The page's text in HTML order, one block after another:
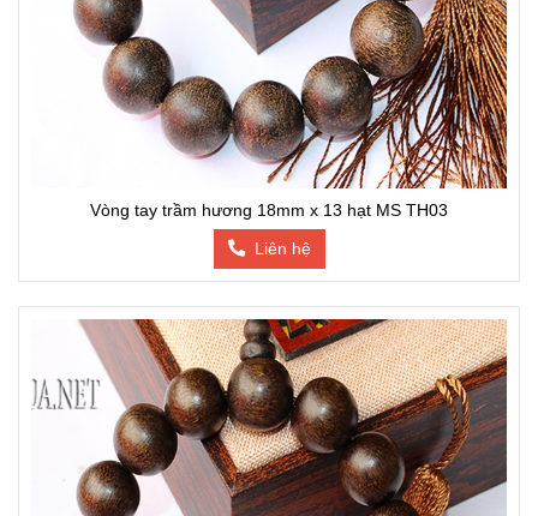
Vòng tay trầm hương 18mm x 13 hạt MS TH03
Liên hệ